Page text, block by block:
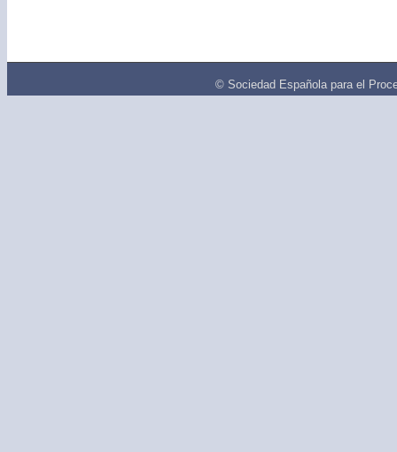
© Sociedad Española para el